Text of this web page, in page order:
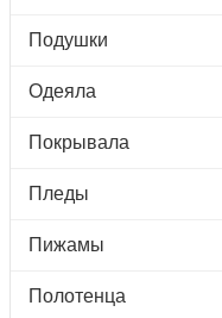
Подушки
Одеяла
Покрывала
Пледы
Пижамы
Полотенца